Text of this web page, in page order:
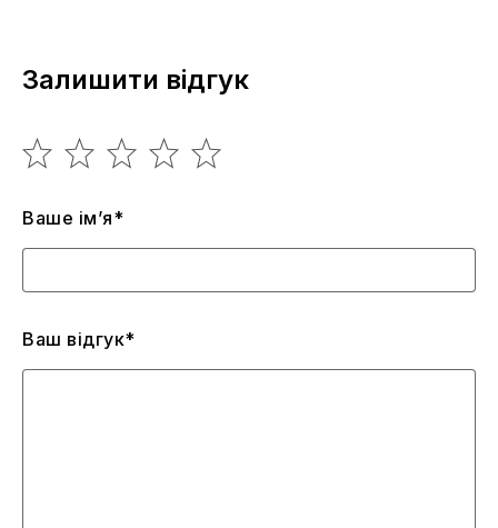
Залишити відгук
Ваше ім’я*
Ваш відгук*